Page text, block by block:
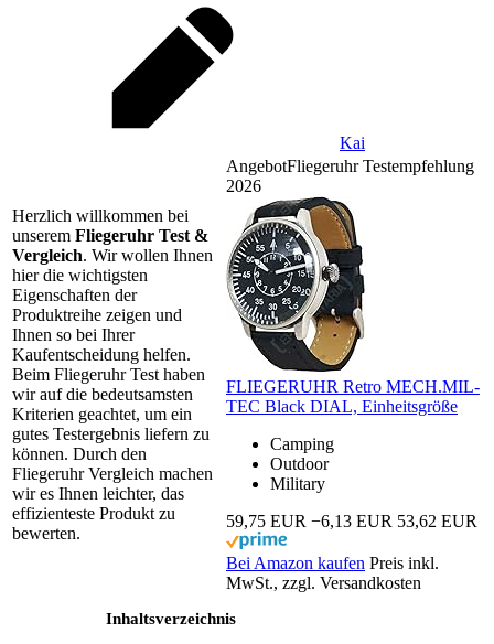
Kai
Herzlich willkommen bei
unserem Fliegeruhr Test &
Vergleich. Wir wollen Ihnen
hier die wichtigsten
Eigenschaften der
Produktreihe zeigen und
Ihnen so bei Ihrer
Kaufentscheidung helfen.
Beim Fliegeruhr Test haben
wir auf die bedeutsamsten
Kriterien geachtet, um ein
gutes Testergebnis liefern zu
können. Durch den
Fliegeruhr Vergleich machen
wir es Ihnen leichter, das
effizienteste Produkt zu
bewerten.
AngebotFliegeruhr Testempfehlung
2026
FLIEGERUHR Retro MECH.MIL-
TEC Black DIAL, Einheitsgröße
Camping
Outdoor
Military
59,75 EUR −6,13 EUR 53,62 EUR
Bei Amazon kaufen Preis inkl.
MwSt., zzgl. Versandkosten
Inhaltsverzeichnis